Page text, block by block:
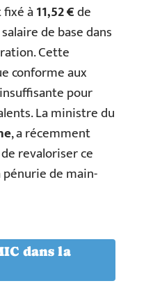
fixé à11,52 €de
de base dans
Cette
conforme aux
pour
La ministre du
, a récemment
revaloriser ce
de main-
dans la